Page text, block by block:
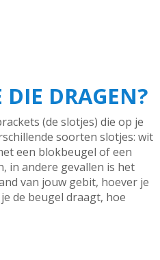
DIE DRAGEN?
(de slotjes) die op je
soorten slotjes: wit
een blokbeugel of een
in andere gevallen is het
van jouw gebit, hoever je
de beugel draagt, hoe